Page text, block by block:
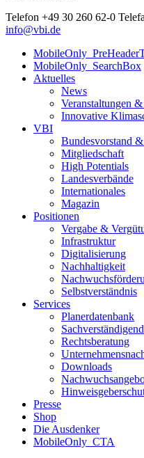
Telefon +49 30 260 62-0
info@vbi.de
MobileOnly_SearchBox
Aktuelles
News
Veranstaltungen
Innovative
VBI
Bundesvorstand
Mitgliedschaft
High Potentials
Landesverbände
Internationales
Magazin
Positionen
Vergabe &
Infrastruktur
Digitalisierung
Nachhaltigkeit
Selbstverständnis
Services
Planerdatenbank
Rechtsberatung
Downloads
Presse
Shop
Die Ausdenker
MobileOnly_CTA